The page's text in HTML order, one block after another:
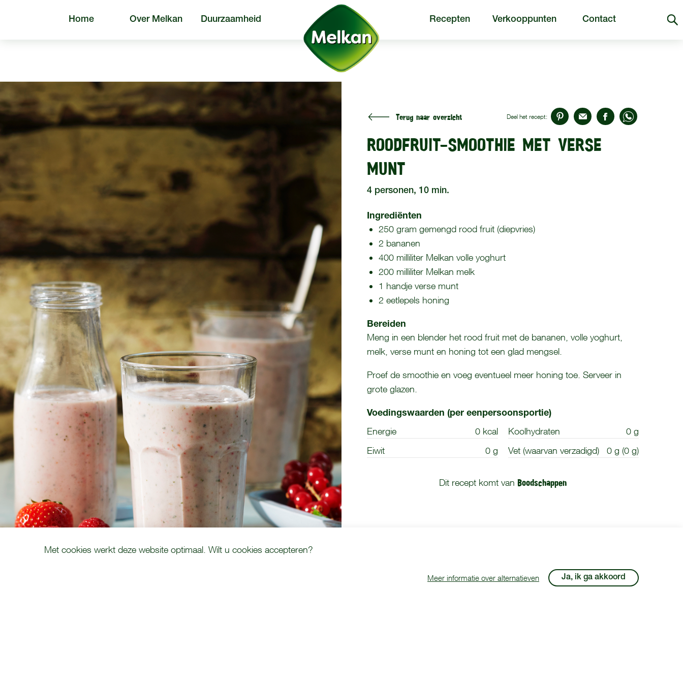
COOKIE MELDING
Met cookies werkt deze website optimaal. Wilt u cookies accepteren?
Meer informatie over alternatieven Ja, ik ga akkoord
Home Over Melkan Duurzaamheid Recepten Verkooppunten Contact
Algemeen Recepten Terug naar overzicht Deel het recept:
ROODFRUIT-SMOOTHIE MET VERSE
MUNT
4 personen, 10 min.
Ingrediënten
250 gram gemengd rood fruit (diepvries)
2 bananen
400 milliliter Melkan volle yoghurt
200 milliliter Melkan melk
1 handje verse munt
2 eetlepels honing
Bereiden
Meng in een blender het rood fruit met de bananen, volle yoghurt,
melk, verse munt en honing tot een glad mengsel.
Proef de smoothie en voeg eventueel meer honing toe. Serveer in
grote glazen.
Voedingswaarden (per eenpersoonsportie)
Energie 0 kcal Koolhydraten
0 g
Eiwit
0 g Vet (waarvan verzadigd) 0 g (0 g)
Dit recept komt van Boodschappen